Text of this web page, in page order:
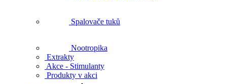
Spalovače tuků
Nootropika
Extrakty
Akce - Stimulanty
Produkty v akci